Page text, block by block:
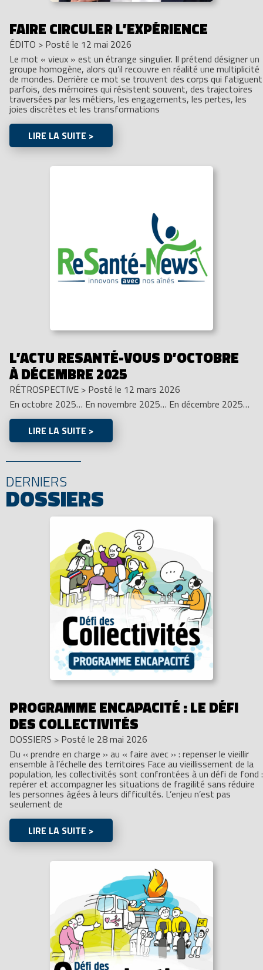
FAIRE CIRCULER L’EXPÉRIENCE
ÉDITO > Posté le 12 mai 2026
Le mot « vieux » est un étrange singulier. Il prétend désigner un
groupe homogène, alors qu’il recouvre en réalité une multiplicité
de mondes. Derrière ce mot se trouvent des corps qui fatiguent
parfois, des mémoires qui résistent souvent, des trajectoires
traversées par les métiers, les engagements, les pertes, les
joies discrètes et les transformations
LIRE LA SUITE >
L’ACTU RESANTÉ-VOUS D’OCTOBRE
À DÉCEMBRE 2025
RÉTROSPECTIVE > Posté le 12 mars 2026
En octobre 2025… En novembre 2025… En décembre 2025…
LIRE LA SUITE >
DERNIERS
DOSSIERS
PROGRAMME ENCAPACITÉ : LE DÉFI
DES COLLECTIVITÉS
DOSSIERS > Posté le 28 mai 2026
Du « prendre en charge » au « faire avec » : repenser le vieillir
ensemble à l’échelle des territoires Face au vieillissement de la
population, les collectivités sont confrontées à un défi de fond :
repérer et accompagner les situations de fragilité sans réduire
les personnes âgées à leurs difficultés. L’enjeu n’est pas
seulement de
LIRE LA SUITE >